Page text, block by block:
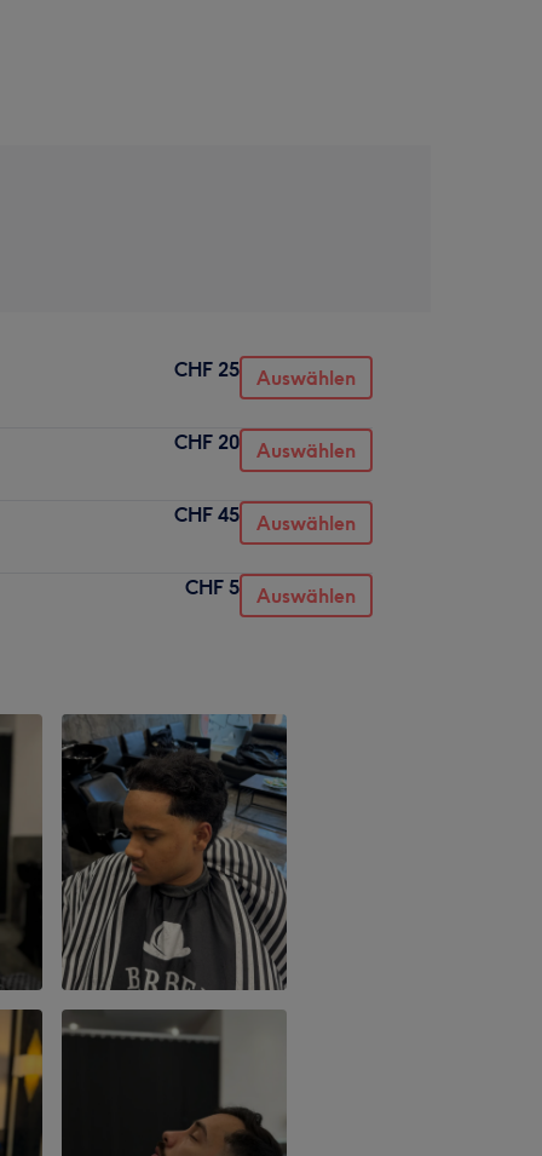
CHF 25 Auswählen
CHF 20 Auswählen
CHF 45 Auswählen
CHF 5 Auswählen